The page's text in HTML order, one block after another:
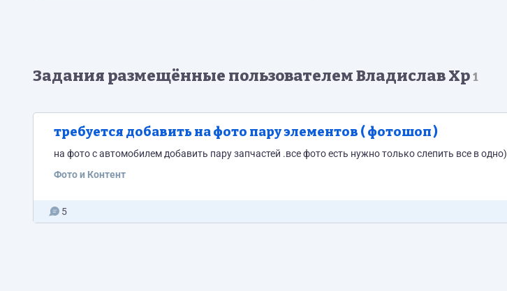
Задания размещённые пользователем Владислав Хр 1
требуется добавить на фото пару элементов ( фотошоп )
на фото с автомобилем добавить пару запчастей .все фото есть нужно только слепить все в одно)
Фото и Контент
5